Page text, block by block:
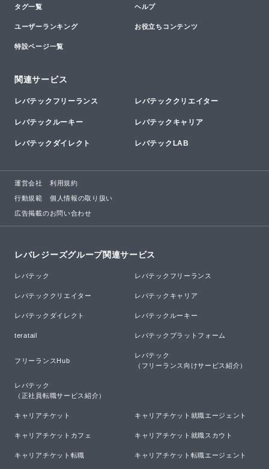
タグ一覧 ヘルプ
ユーザーランキング お役立ちコンテンツ
特設ページ一覧
関連サービス
レバテックフリーランス レバテッククリエイター
レバテックルーキー レバテックキャリア
レバテックダイレクト レバテックLAB
運営会社 利用規約
行動規範 個人情報の取り扱い
広告掲載のお問い合わせ
レバレジーズグループ関連サービス
レバテック レバテックフリーランス
レバテッククリエイター レバテックキャリア
レバテックダイレクト レバテックルーキー
teratail レバテックプラットフォーム
フリーランスHub
レバテック
（フリーランス向けサービス紹介）
レバテック
（正社員転職サービス紹介）
キャリアチケット キャリアチケット就職エージェント
キャリアチケットカフェ キャリアチケット就職スカウト
キャリアチケット転職 キャリアチケット転職エージェント